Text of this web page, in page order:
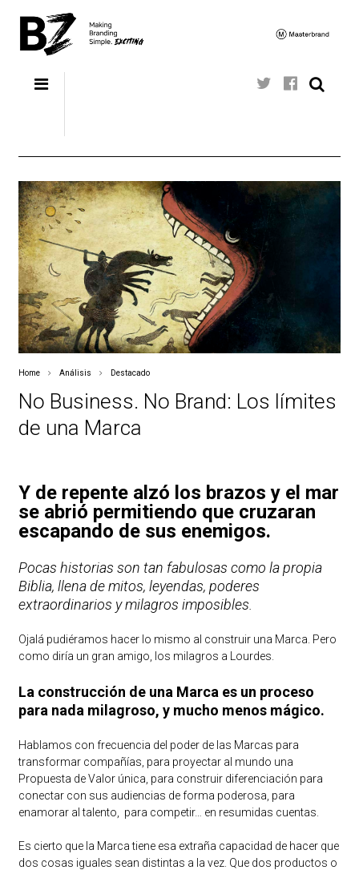
Home Análisis Destacado
No Business. No Brand: Los límites
de una Marca
Y de repente alzó los brazos y el mar
se abrió permitiendo que cruzaran
escapando de sus enemigos.
Pocas historias son tan fabulosas como la propia
Biblia, llena de mitos, leyendas, poderes
extraordinarios y milagros imposibles.
Ojalá pudiéramos hacer lo mismo al construir una Marca. Pero
como diría un gran amigo, los milagros a Lourdes.
La construcción de una Marca es un proceso
para nada milagroso, y mucho menos mágico.
Hablamos con frecuencia del poder de las Marcas para
transformar compañías, para proyectar al mundo una
Propuesta de Valor única, para construir diferenciación para
conectar con sus audiencias de forma poderosa, para
enamorar al talento, para competir… en resumidas cuentas.
Es cierto que la Marca tiene esa extraña capacidad de hacer que
dos cosas iguales sean distintas a la vez. Que dos productos o